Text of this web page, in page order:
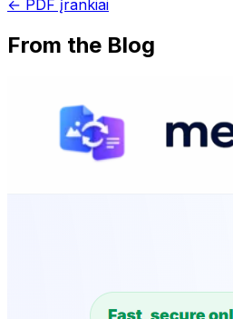
← PDF įrankiai
From the Blog